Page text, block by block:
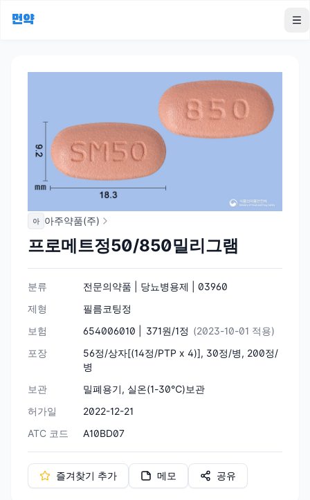
먼약
아 아주약품(주)
프로메트정50/850밀리그램
분류
전문의약품 | 당뇨병용제 | 03960
제형
필름코팅정
보험
654006010 | 371원/1정 (2023-10-01 적용)
포장
56정/상자[(14정/PTP x 4)], 30정/병, 200정/
병
보관
밀폐용기, 실온(1-30℃)보관
허가일
2022-12-21
ATC 코드
A10BD07
즐겨찾기 추가 메모 공유